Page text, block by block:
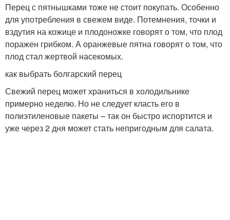
Перец с пятнышками тоже не стоит покупать. Особенно
для употребления в свежем виде. Потемнения, точки и
вздутия на кожице и плодоножке говорят о том, что плод
поражен грибком. А оранжевые пятна говорят о том, что
плод стал жертвой насекомых.
как выбрать болгарский перец
Свежий перец может храниться в холодильнике
примерно неделю. Но не следует класть его в
полиэтиленовые пакеты – так он быстро испортится и
уже через 2 дня может стать непригодным для салата.